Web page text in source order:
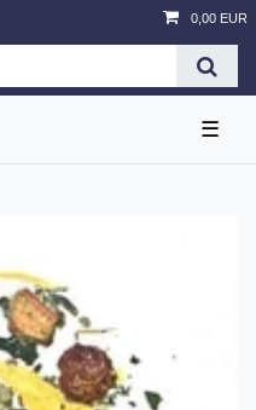
0,00 EUR
☰